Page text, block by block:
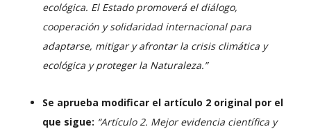
ecológica. El Estado promoverá el diálogo,
cooperación y solidaridad internacional para
adaptarse, mitigar y afrontar la crisis climática y
ecológica y proteger la Naturaleza.”
Se aprueba modificar el artículo 2 original por el
que sigue: “Artículo 2. Mejor evidencia científica y